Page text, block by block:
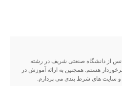
از دانشگاه صنعتی شریف در رشته
هستم. همچنین به ارائه آموزش در
و سایت های شرط بندی می پردازم.